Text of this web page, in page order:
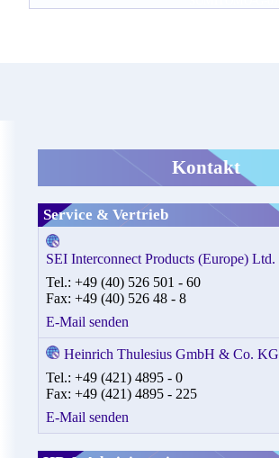
Kontakt
Service & Vertrieb
SEI Interconnect Products (Europe) Ltd.
Tel.: +49 (40) 526 501 - 60
Fax: +49 (40) 526 48 - 8
E-Mail senden
Heinrich Thulesius GmbH & Co. KG
Tel.: +49 (421) 4895 - 0
Fax: +49 (421) 4895 - 225
E-Mail senden